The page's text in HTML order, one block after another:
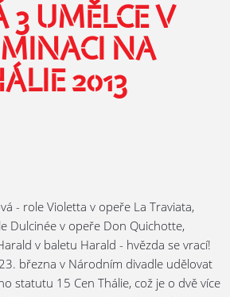
3 UMĚLCE V
NA
2013
- role Violetta v opeře La Traviata,
Dulcinée v opeře Don Quichotte,
v baletu Harald - hvězda se vrací!
března v Národním divadle udělovat
statutu 15 Cen Thálie, což je o dvě více